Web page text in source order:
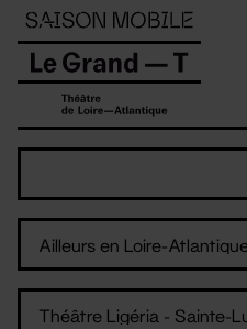
Panneau de gestion des cookies